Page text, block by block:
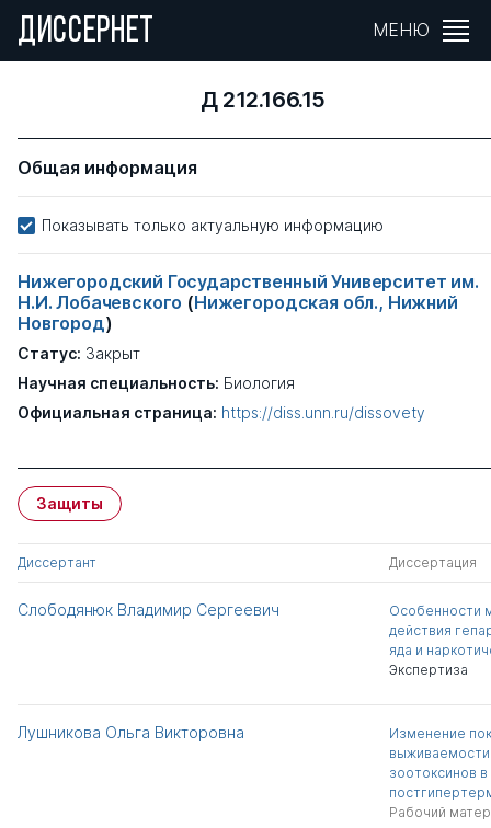
ДИССЕРНЕТ МЕНЮ
Д 212.166.15
Общая информация
Показывать только актуальную информацию
Нижегородский Государственный Университет им.
Н.И. Лобачевского (Нижегородская обл., Нижний
Новгород)
Статус: Закрыт
Научная специальность: Биология
Официальная страница: https://diss.unn.ru/dissovety
Защиты
Диссертант Диссертация
Слободянюк Владимир Сергеевич
Особенности
действия
яда и
Экспертиза
Лушникова Ольга Викторовна
Изменение
зоотоксинов
Рабочий